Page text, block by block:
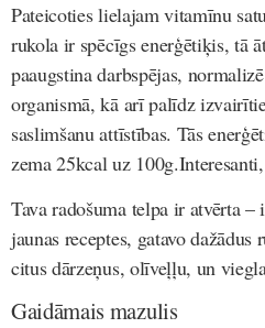
Pateicoties lielajam vitamīnu
rukola ir spēcīgs enerģētiķis, tā
paaugstina darbspējas,
organismā, kā arī palīdz
saslimšanu attīstības. Tās
zema 25kcal uz
Tava radošuma telpa ir atvērta
jaunas receptes, gatavo
citus dārzeņus, olīveļļu, un
Gaidāmais mazulis